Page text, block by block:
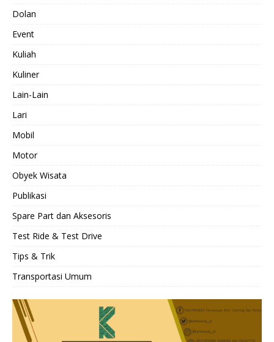
Dolan
Event
Kuliah
Kuliner
Lain-Lain
Lari
Mobil
Motor
Obyek Wisata
Publikasi
Spare Part dan Aksesoris
Test Ride & Test Drive
Tips & Trik
Transportasi Umum